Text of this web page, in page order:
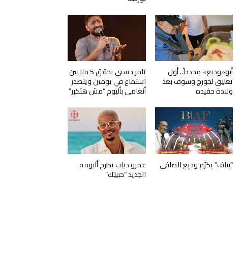
أبو«وديع» مجدداً.. أول
تعليق لجورج وسوف بعد
ولادة حفيده
تامر حسني يحقق 5 ملايين
استماع في يومين ويتصدر
أنغامي بألبوم “مش هتكرر”
“بياف” يكرّم وديع الصافي عمرو دياب يطرح ألبومه
الجديد “حبيتِك”